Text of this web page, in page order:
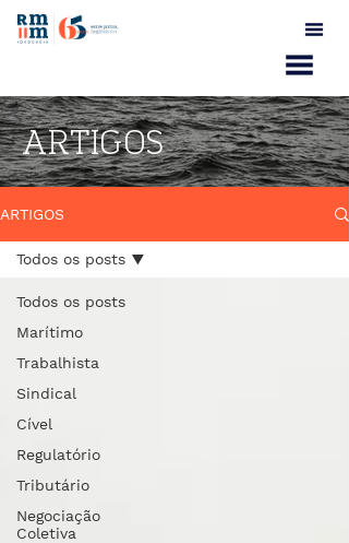
ARTIGOS
ARTIGOS
Todos os posts
Marítimo
Trabalhista
Sindical
Cível
Regulatório
Tributário
Negociação
Coletiva
Todos os posts